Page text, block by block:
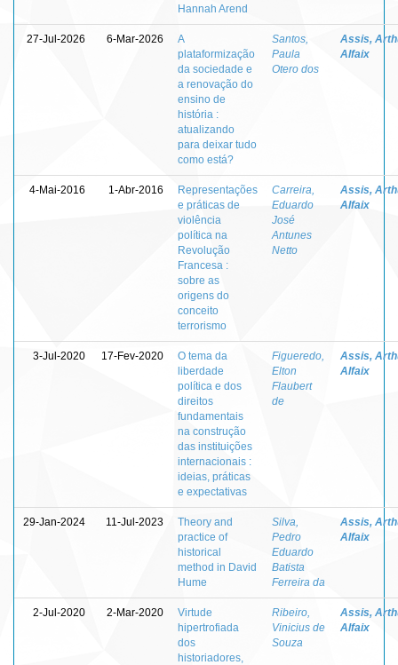
Hannah Arend
27-Jul-2026 6-Mar-2026
A
plataformização
da sociedade e
a renovação do
ensino de
história :
atualizando
para deixar tudo
como está?
Santos,
Paula
Otero dos
Assis,
Alfaix
4-Mai-2016 1-Abr-2016
Representações
e práticas de
violência
política na
Revolução
Francesa :
sobre as
origens do
conceito
terrorismo
Carreira,
Eduardo
José
Antunes
Netto
Assis,
Alfaix
3-Jul-2020 17-Fev-2020
O tema da
liberdade
política e dos
direitos
fundamentais
na construção
das instituições
internacionais :
ideias, práticas
e expectativas
Figueredo,
Elton
Flaubert
de
Assis,
Alfaix
29-Jan-2024 11-Jul-2023
Theory and
practice of
historical
method in David
Hume
Silva,
Pedro
Eduardo
Batista
Ferreira da
Assis,
Alfaix
2-Jul-2020 2-Mar-2020
Virtude
hipertrofiada
dos
historiadores,
Ribeiro,
Vinicius de
Souza
Assis,
Alfaix